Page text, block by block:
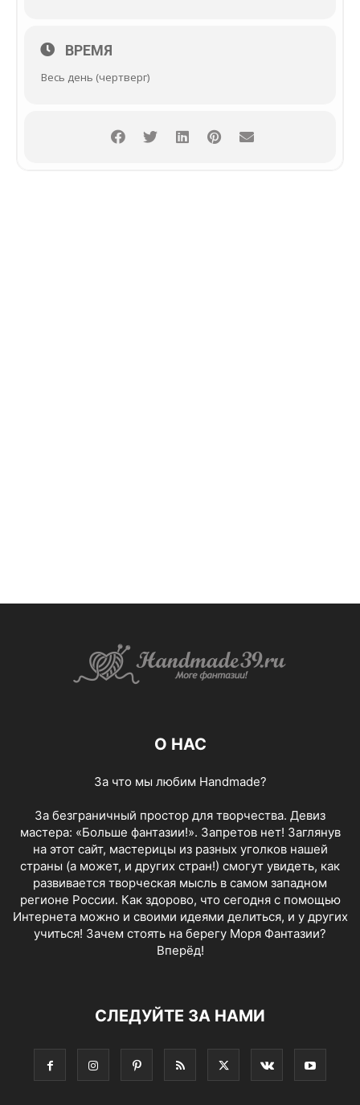
ВРЕМЯ
Весь день (чертверг)
О НАС
За что мы любим Handmade?
За безграничный простор для творчества. Девиз
мастера: «Больше фантазии!». Запретов нет! Заглянув
на этот сайт, мастерицы из разных уголков нашей
страны (а может, и других стран!) смогут увидеть, как
развивается творческая мысль в самом западном
регионе России. Как здорово, что сегодня с помощью
Интернета можно и своими идеями делиться, и у других
учиться! Зачем стоять на берегу Моря Фантазии?
Вперёд!
СЛЕДУЙТЕ ЗА НАМИ